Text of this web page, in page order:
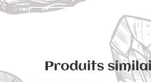
Produits